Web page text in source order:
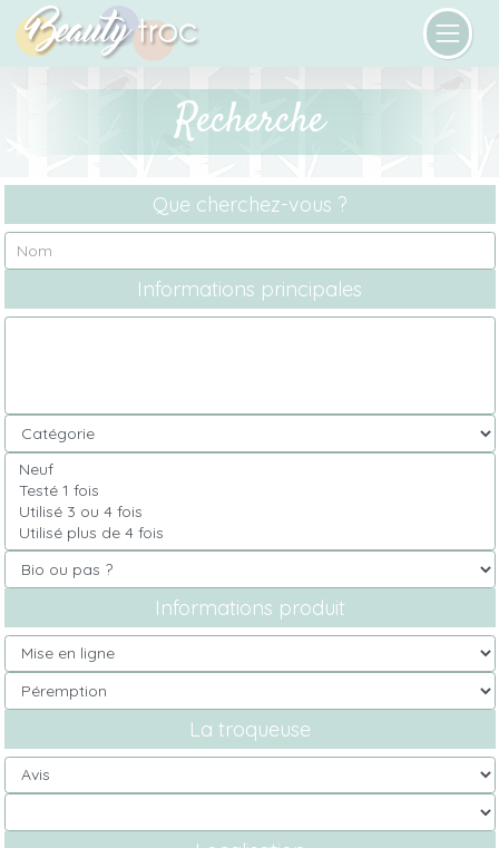
Recherche
Que cherchez-vous ?
Informations principales
Informations produit
La troqueuse